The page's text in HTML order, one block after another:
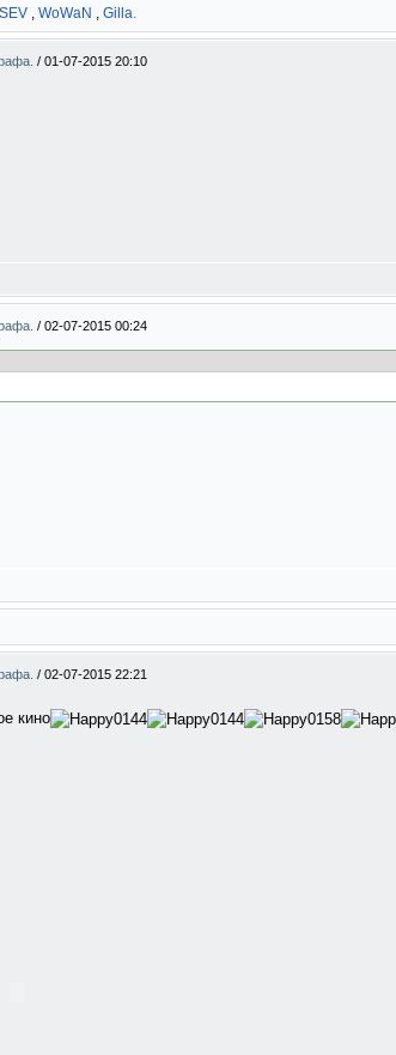
, WoWaN , Gilla.
/ 01-07-2015 20:10
/ 02-07-2015 00:24
/ 02-07-2015 22:21
кино